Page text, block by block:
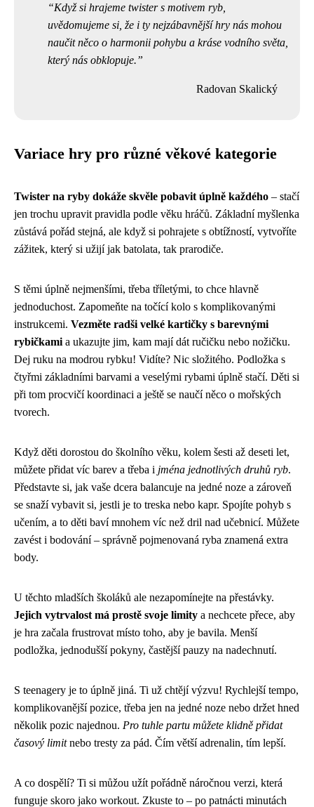
Když si hrajeme twister s motivem ryb,
uvědomujeme si, že i ty nejzábavnější hry nás mohou
naučit něco o harmonii pohybu a kráse vodního světa,
který nás obklopuje.
Radovan Skalický
Variace hry pro různé věkové kategorie
Twister na ryby dokáže skvěle pobavit úplně každého – stačí
jen trochu upravit pravidla podle věku hráčů. Základní myšlenka
zůstává pořád stejná, ale když si pohrajete s obtížností, vytvoříte
zážitek, který si užijí jak batolata, tak prarodiče.
S těmi úplně nejmenšími, třeba tříletými, to chce hlavně
jednoduchost. Zapomeňte na točící kolo s komplikovanými
instrukcemi. Vezměte radši velké kartičky s barevnými
rybičkami a ukazujte jim, kam mají dát ručičku nebo nožičku.
Dej ruku na modrou rybku! Vidíte? Nic složitého. Podložka s
čtyřmi základními barvami a veselými rybami úplně stačí. Děti si
při tom procvičí koordinaci a ještě se naučí něco o mořských
tvorech.
Když děti dorostou do školního věku, kolem šesti až deseti let,
můžete přidat víc barev a třeba i jména jednotlivých druhů ryb.
Představte si, jak vaše dcera balancuje na jedné noze a zároveň
se snaží vybavit si, jestli je to treska nebo kapr. Spojíte pohyb s
učením, a to děti baví mnohem víc než dril nad učebnicí. Můžete
zavést i bodování – správně pojmenovaná ryba znamená extra
body.
U těchto mladších školáků ale nezapomínejte na přestávky.
Jejich vytrvalost má prostě svoje limity a nechcete přece, aby
je hra začala frustrovat místo toho, aby je bavila. Menší
podložka, jednodušší pokyny, častější pauzy na nadechnutí.
S teenagery je to úplně jiná. Ti už chtějí výzvu! Rychlejší tempo,
komplikovanější pozice, třeba jen na jedné noze nebo držet hned
několik pozic najednou. Pro tuhle partu můžete klidně přidat
časový limitnebo tresty za pád. Čím větší adrenalin, tím lepší.
A co dospělí? Ti si můžou užít pořádně náročnou verzi, která
funguje skoro jako workout. Zkuste to – po patnácti minutách